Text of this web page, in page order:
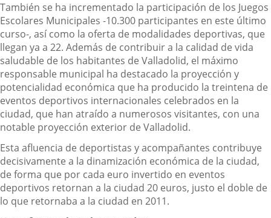
También se ha incrementado la participación de los Juegos
Escolares Municipales -10.300 participantes en este último
curso-, así como la oferta de modalidades deportivas, que
llegan ya a 22. Además de contribuir a la calidad de vida
saludable de los habitantes de Valladolid, el máximo
responsable municipal ha destacado la proyección y
potencialidad económica que ha producido la treintena de
eventos deportivos internacionales celebrados en la
ciudad, que han atraído a numerosos visitantes, con una
notable proyección exterior de Valladolid.
Esta afluencia de deportistas y acompañantes contribuye
decisivamente a la dinamización económica de la ciudad,
de forma que por cada euro invertido en eventos
deportivos retornan a la ciudad 20 euros, justo el doble de
lo que retornaba a la ciudad en 2011.